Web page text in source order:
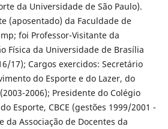
da Universidade de São Paulo).
(aposentado) da Faculdade de
foi Professor-Visitante da
Física da Universidade de Brasília
17); Cargos exercidos: Secretário
do Esporte e do Lazer, do
2006); Presidente do Colégio
Esporte, CBCE (gestões 1999/2001 -
da Associação de Docentes da